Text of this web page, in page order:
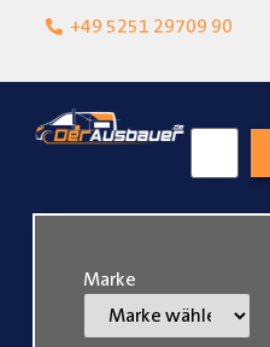
+49 5251 29709 90
Lokalgeschäft in
Marke